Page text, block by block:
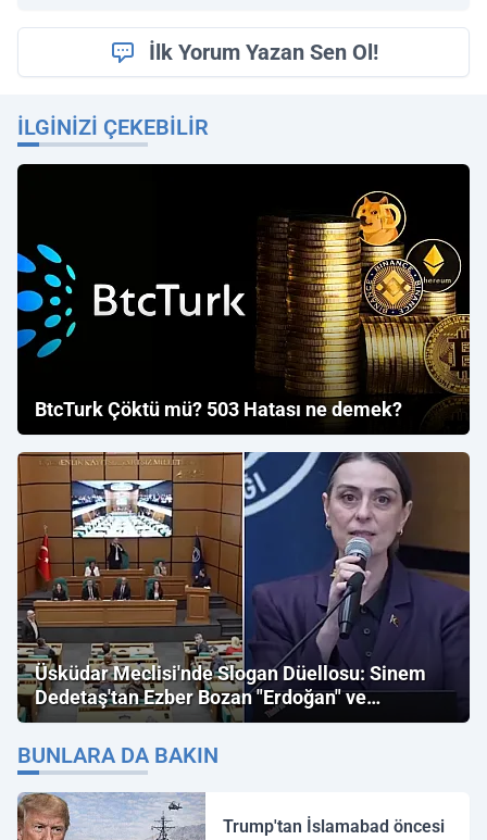
İlk Yorum Yazan Sen Ol!
İLGINIZI ÇEKEBILIR
BtcTurk Çöktü mü? 503 Hatası ne demek?
Üsküdar Meclisi'nde Slogan Düellosu: Sinem
Dedetaş'tan Ezber Bozan "Erdoğan" ve
"İmamoğlu" Çıkışı!
BUNLARA DA BAKIN
Trump'tan İslamabad öncesi